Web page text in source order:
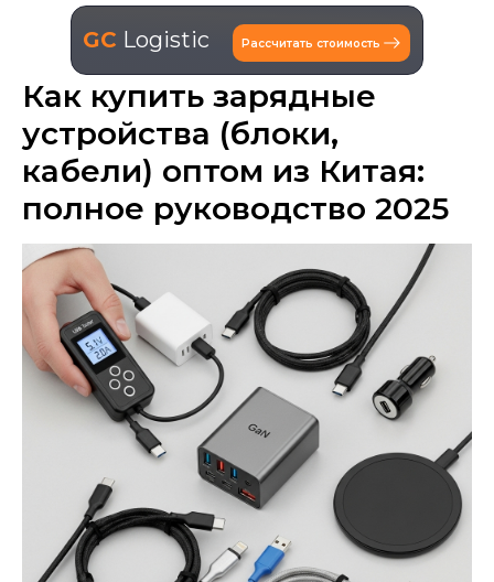
GC Logistic Рассчитать стоимость
Как купить зарядные
устройства (блоки,
кабели) оптом из Китая:
полное руководство 2025